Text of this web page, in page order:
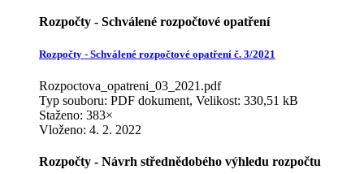
Rozpočty - Schválené rozpočtové opatření
Rozpočty - Schválené rozpočtové opatření č. 3/2021
Rozpoctova_opatreni_03_2021.pdf
Typ souboru: PDF dokument, Velikost: 330,51 kB
Staženo: 383×
Vloženo: 4. 2. 2022
Rozpočty - Návrh střednědobého výhledu rozpočtu